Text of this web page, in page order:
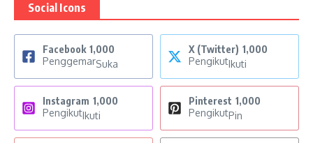
Social Icons
Facebook 1,000
PenggemarSuka
X (Twitter) 1,000
PengikutIkuti
Instagram 1,000
PengikutIkuti
Pinterest 1,000
PengikutPin